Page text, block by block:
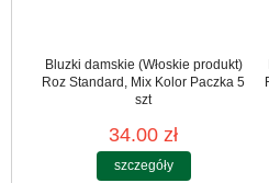
Bluzki damskie (Włoskie produkt)
Roz Standard, Mix Kolor Paczka 5
szt
34.00 zł
szczegóły